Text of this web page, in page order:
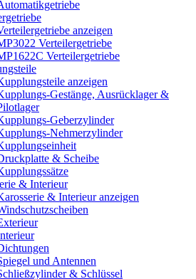
anzeigen
Verteilergetriebe
Verteilergetriebe
anzeigen
Gestänge, Ausrücklager &
Geberzylinder
Nehmerzylinder
& Scheibe
& Interieur
& Interieur anzeigen
und Antennen
& Schlüssel